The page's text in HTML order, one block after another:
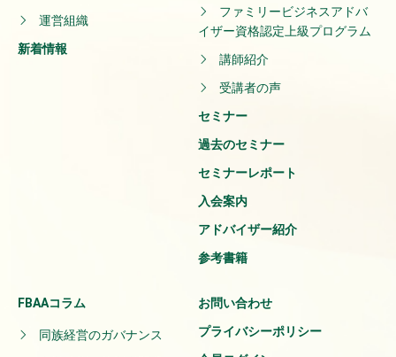
運営組織
新着情報
ファミリービジネスアドバ
イザー資格認定上級プログラム
講師紹介
受講者の声
セミナー
過去のセミナー
セミナーレポート
入会案内
アドバイザー紹介
参考書籍
FBAAコラム
同族経営のガバナンス
お問い合わせ
プライバシーポリシー